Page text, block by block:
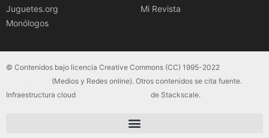
Juguetes.org
Monólogos
Mi Revista
© Contenidos bajo licencia Creative Commons (CC) 1995-2022
(Medios y Redes online). Otros contenidos se cita fuente.
Infraestructura cloud
de Stackscale.